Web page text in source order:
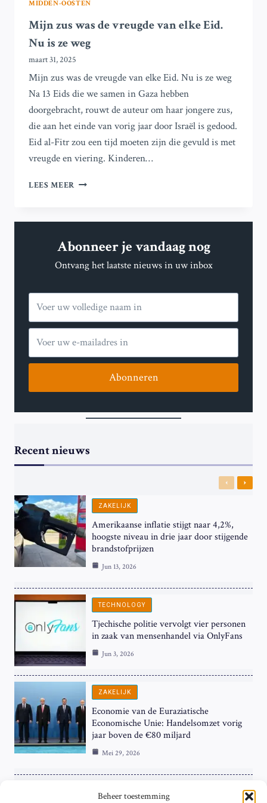
Beheer toestemming
MIDDEN-OOSTEN
Mijn zus was de vreugde van elke Eid.
Nu is ze weg
maart 31, 2025
Mijn zus was de vreugde van elke Eid. Nu is ze weg
Na 13 Eids die we samen in Gaza hebben
doorgebracht, rouwt de auteur om haar jongere zus,
die aan het einde van vorig jaar door Israël is gedood.
Eid al-Fitr zou een tijd moeten zijn die gevuld is met
vreugde en viering. Kinderen…
LEES MEER MIJN
DE
VAN
EID.
IS
ZE
WEG
Abonneer je vandaag nog
Ontvang het laatste nieuws in uw inbox
Abonneren
Recent nieuws
Previous
Next
ZAKELIJK
Amerikaanse inflatie stijgt naar 4,2%,
hoogste niveau in drie jaar door stijgende
brandstofprijzen
Jun 13, 2026
TECHNOLOGY
Tjechische politie vervolgt vier personen
in zaak van mensenhandel via OnlyFans
Jun 3, 2026
ZAKELIJK
Economie van de Euraziatische
Economische Unie: Handelsomzet vorig
jaar boven de €80 miljard
Mei 29, 2026
ZAKELIJK